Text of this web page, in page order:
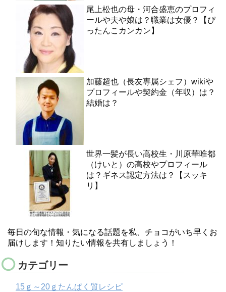
尾上松也の母・河合盛恵のプロフィ
ールや夫や娘は？職業は女優？【ぴ
ったんこカンカン】
加藤超也（長友専属シェフ）wikiや
プロフィールや契約金（年収）は？
結婚は？
世界一髪が長い高校生・川原華唯都
（けいと）の高校やプロフィール
は？ギネス認定方法は？【スッキ
リ】
毎日の旬な情報・気になる話題を私、チョコがいち早くお
届けします！知りたい情報を共有しましょう！
カテゴリー
15ｇ～20ｇたんぱく質レシピ